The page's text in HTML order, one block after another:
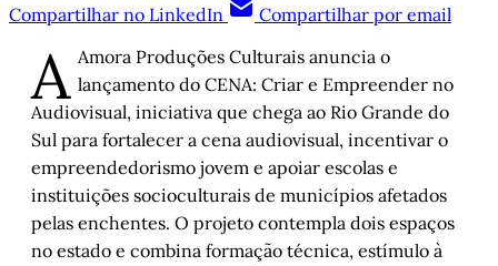
Compartilhar no LinkedIn
Compartilhar por email
A Amora Produções Culturais anuncia o
lançamento do CENA: Criar e Empreender no
Audiovisual, iniciativa que chega ao Rio Grande do
Sul para fortalecer a cena audiovisual, incentivar o
empreendedorismo jovem e apoiar escolas e
instituições socioculturais de municípios afetados
pelas enchentes. O projeto contempla dois espaços
no estado e combina formação técnica, estímulo à